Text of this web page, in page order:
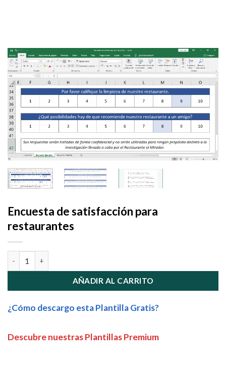
Encuesta de satisfacción para
restaurantes
AÑADIR AL CARRITO
¿Cómo descargo esta Plantilla Gratis?
Descubre nuestras Plantillas Premium